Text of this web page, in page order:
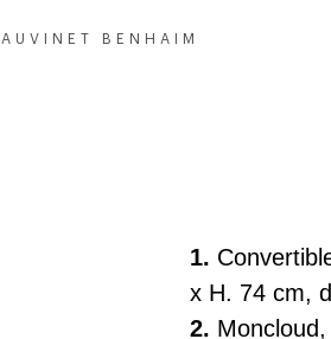
BENHAIM
1.
x H. 74 cm,
2. Moncloud